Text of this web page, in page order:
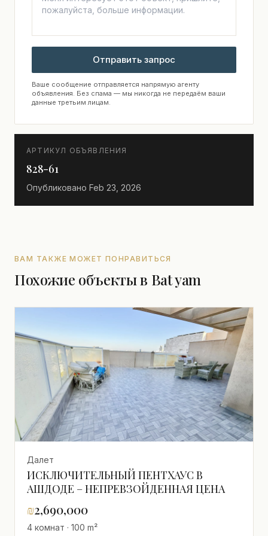
Отправить запрос
Ваше сообщение отправляется напрямую агенту
объявления. Без спама — мы никогда не передаём ваши
данные третьим лицам.
АРТИКУЛ ОБЪЯВЛЕНИЯ
828-61
Опубликовано Feb 23, 2026
ВАМ ТАКЖЕ МОЖЕТ ПОНРАВИТЬСЯ
Похожие объекты в Bat yam
Далет
ИСКЛЮЧИТЕЛЬНЫЙ ПЕНТХАУС В
АШДОДЕ – НЕПРЕВЗОЙДЕННАЯ ЦЕНА
₪2,690,000
4 комнат · 100 m²